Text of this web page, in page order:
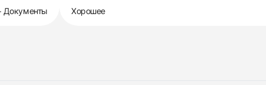
Документы Хорошее